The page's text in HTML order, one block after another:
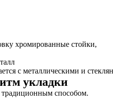
хромированные стойки,
с металлическими и
укладки
способом.